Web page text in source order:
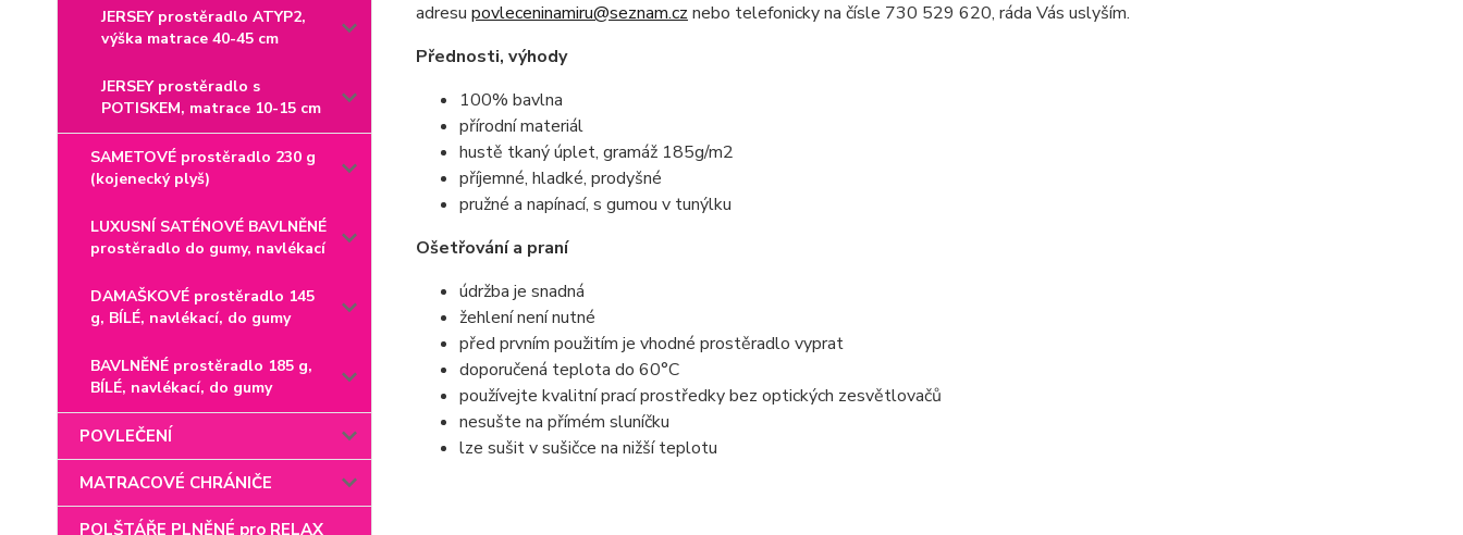
JERSEY prostěradlo ATYP2,
výška matrace 40-45 cm
JERSEY prostěradlo s
POTISKEM, matrace 10-15 cm
SAMETOVÉ prostěradlo 230 g
(kojenecký plyš)
LUXUSNÍ SATÉNOVÉ BAVLNĚNÉ
prostěradlo do gumy, navlékací
DAMAŠKOVÉ prostěradlo 145
g, BÍLÉ, navlékací, do gumy
BAVLNĚNÉ prostěradlo 185 g,
BÍLÉ, navlékací, do gumy
POVLEČENÍ
MATRACOVÉ CHRÁNIČE
POLŠTÁŘE PLNĚNÉ pro RELAX
adresu povleceninamiru@seznam.cz nebo telefonicky na čísle 730 529 620, ráda Vás uslyším.
Přednosti, výhody
100% bavlna
přírodní materiál
hustě tkaný úplet, gramáž 185g/m2
příjemné, hladké, prodyšné
pružné a napínací, s gumou v tunýlku
Ošetřování a praní
údržba je snadná
žehlení není nutné
před prvním použitím je vhodné prostěradlo vyprat
doporučená teplota do 60°C
používejte kvalitní prací prostředky bez optických zesvětlovačů
nesušte na přímém sluníčku
lze sušit v sušičce na nižší teplotu